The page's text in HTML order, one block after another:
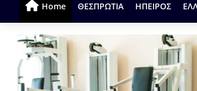
Home ΘΕΣΠΡΩΤΙΑ ΗΠΕΙΡΟΣ